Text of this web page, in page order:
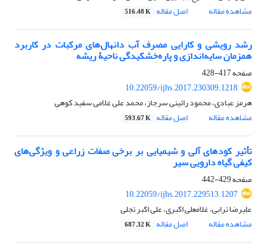
مشاهده مقاله
اصل مقاله 516.48 K
رشد رویشی و کارایی مصرف آب دانهال‌های مرکبات در کاربرد
همزمان سایه‌اندازی و پاره‌خشکیدگی ناحیۀ ریشه
صفحه417-428
10.22059/ijhs.2017.230309.1218
هرمز عبادی، محمود رائینی سرجاز، محمد علی غلامی سفید کوهی
مشاهده مقاله
اصل مقاله 593.67 K
تأثیر کودهای آلی و شیمیایی بر برخی صفات زراعی و ویژگی‌های
کیفی گیاه دارویی سیر
صفحه429-442
10.22059/ijhs.2017.229513.1207
علیرضا ترابی، غلامعلی اکبری، علی اکبر تجلی
مشاهده مقاله
اصل مقاله 687.32 K